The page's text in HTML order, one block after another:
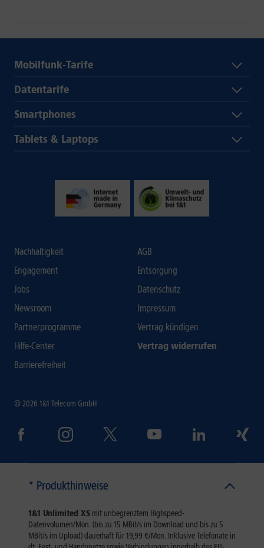
Mobilfunk-Tarife
Datentarife
Smartphones
Tablets & Laptops
Nachhaltigkeit
Engagement
Jobs
Newsroom
Partnerprogramme
Hilfe-Center
Barrierefreiheit
AGB
Entsorgung
Datenschutz
Impressum
Vertrag kündigen
Vertrag widerrufen
© 2026 1&1 Telecom GmbH